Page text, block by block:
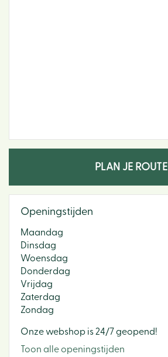
PLAN JE ROUTE
Openingstijden
Maandag
Dinsdag
Woensdag
Donderdag
Vrijdag
Zaterdag
Zondag
Onze webshop is 24/7 geopend!
Toon alle openingstijden